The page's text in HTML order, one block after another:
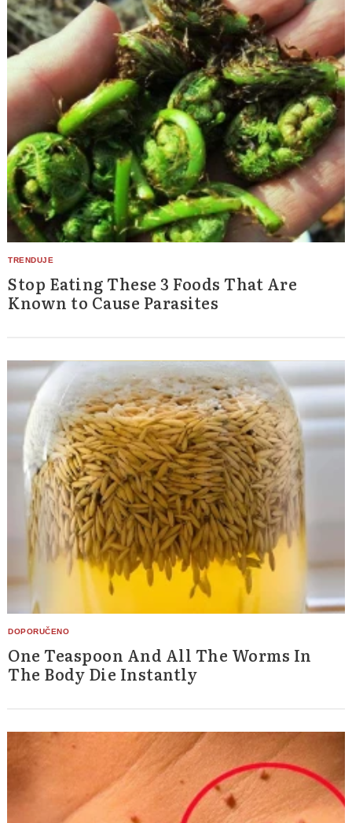
Stop Eating These 3 Foods That Are
Known to Cause Parasites
One Teaspoon And All The Worms In
The Body Die Instantly